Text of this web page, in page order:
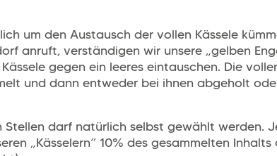
um den Austausch der vollen Kässele
anruft, verständigen wir unsere „gelben
gegen ein leeres eintauschen. Die
und dann entweder bei ihnen abgeholt
darf natürlich selbst gewählt werden.
„Kässelern“ 10% des gesammelten Inhalts